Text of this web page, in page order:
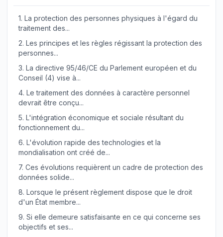
1. La protection des personnes physiques à l'égard du
traitement des...
2. Les principes et les règles régissant la protection des
personnes...
3. La directive 95/46/CE du Parlement européen et du
Conseil (4) vise à...
4. Le traitement des données à caractère personnel
devrait être conçu...
5. L'intégration économique et sociale résultant du
fonctionnement du...
6. L'évolution rapide des technologies et la
mondialisation ont créé de...
7. Ces évolutions requièrent un cadre de protection des
données solide...
8. Lorsque le présent règlement dispose que le droit
d'un État membre...
9. Si elle demeure satisfaisante en ce qui concerne ses
objectifs et ses...